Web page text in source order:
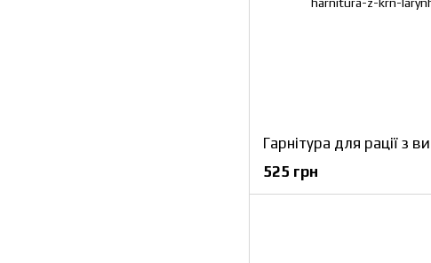
525 грн